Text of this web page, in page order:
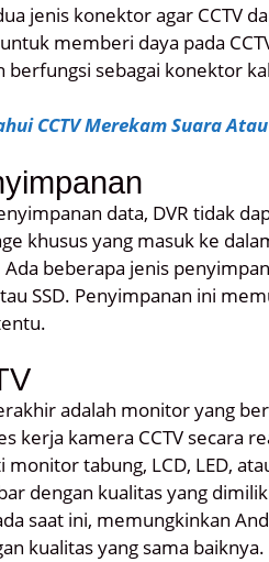
jenis konektor agar CCTV
memberi daya pada
berfungsi sebagai konektor
CCTV Merekam Suara
data, DVR tidak
khusus yang masuk ke
beberapa jenis
SSD. Penyimpanan ini
adalah monitor yang
kerja kamera CCTV secara
tabung, LCD, LED,
dengan kualitas yang
saat ini, memungkinkan
kualitas yang sama baiknya.